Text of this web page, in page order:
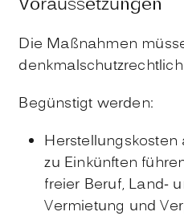
Voraussetzungen
Die Maßnahmen
Begünstigt werden:
zu Einkünften
freier Beruf, Land-
Vermietung und